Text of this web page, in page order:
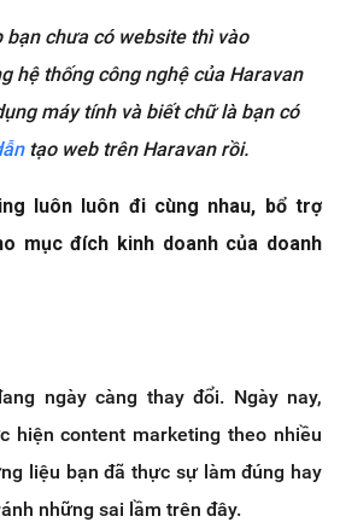
bạn chưa có website thì vào
hệthống công nghệcủa Haravan
ụng máy tính và biết chữlà bạn có
ẫntạo web trên Haravan rồi.
luôn luôn đi cùng nhau, bổ trợ
mục đích kinh doanh của doanh
ngày càng thay đổi. Ngày nay,
hiện content marketing theo nhiều
liệu bạn đã thực sự làm đúng hay
những sai lầm trên đây.